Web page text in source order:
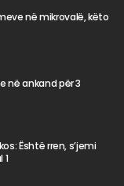
në mikrovalë, këto
në ankand për 3
Është rren, s’jemi
1